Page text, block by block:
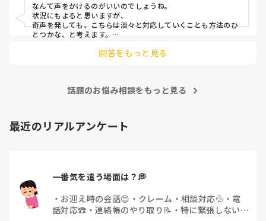
なんて声をかけるのがいいのでしょうね。
状況にもよると思いますが、
奇声を発しても、こちらは淡々と対応していくことも方法のひ
とつかな、と考えます。
そのキャーッは、何かな？
機嫌のいい時？など、自然な関わりができる時には、「何かあ
それから、
思い込みも、多少入っているような気がします。
もちろん家庭環境、育ちの背景を加味して考えることも必要で
すが、
イヤイヤ期という時期にあるならば、視点を変えてみることも
大切ですよ。
回答をもっと見る
話題のお悩み相談をもっと見る
最近のリアルアンケート
一番気を遣う場面は？💭
・ お迎え時の会話😊 ・ クレーム・相談対応💦 ・ 電
話対応☎️ ・ 連絡帳のやり取り📝 ・ 特に緊張しない